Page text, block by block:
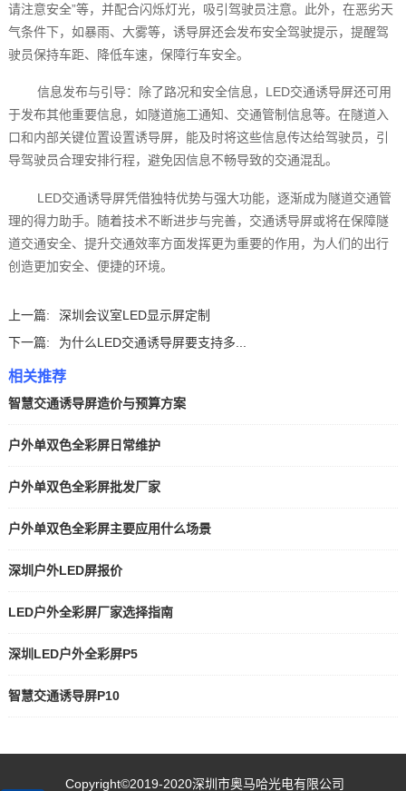
请注意安全”等，并配合闪烁灯光，吸引驾驶员注意。此外，在恶劣天
气条件下，如暴雨、大雾等，诱导屏还会发布安全驾驶提示，提醒驾
驶员保持车距、降低车速，保障行车安全。
信息发布与引导：除了路况和安全信息，LED交通诱导屏还可用
于发布其他重要信息，如隧道施工通知、交通管制信息等。在隧道入
口和内部关键位置设置诱导屏，能及时将这些信息传达给驾驶员，引
导驾驶员合理安排行程，避免因信息不畅导致的交通混乱。
LED交通诱导屏凭借独特优势与强大功能，逐渐成为隧道交通管
理的得力助手。随着技术不断进步与完善，交通诱导屏或将在保障隧
道交通安全、提升交通效率方面发挥更为重要的作用，为人们的出行
创造更加安全、便捷的环境。
上一篇:
深圳会议室LED显示屏定制
下一篇:
为什么LED交通诱导屏要支持多...
相关推荐
智慧交通诱导屏造价与预算方案
户外单双色全彩屏日常维护
户外单双色全彩屏批发厂家
户外单双色全彩屏主要应用什么场景
深圳户外LED屏报价
LED户外全彩屏厂家选择指南
深圳LED户外全彩屏P5
智慧交通诱导屏P10
Copyright©2019-2020深圳市奥马哈光电有限公司